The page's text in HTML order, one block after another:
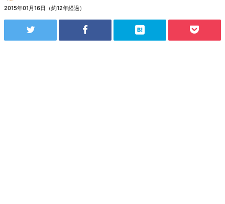
2015年01月16日（約12年経過）